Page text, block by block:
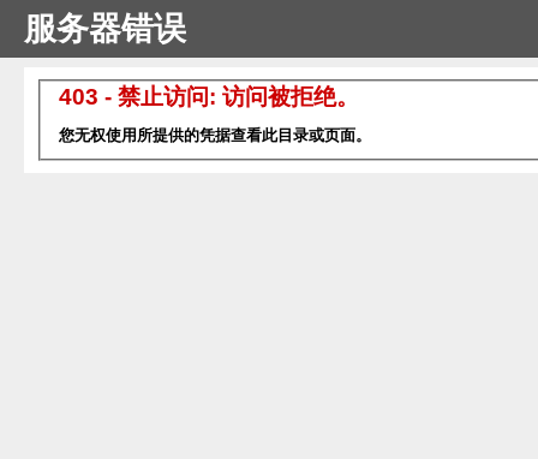
服务器错误
403 - 禁止访问: 访问被拒绝。
您无权使用所提供的凭据查看此目录或页面。